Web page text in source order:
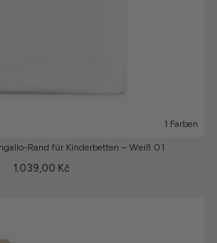
1 Farben
Rand für Kinderbetten – Weiß 01
1.039,00 Kč